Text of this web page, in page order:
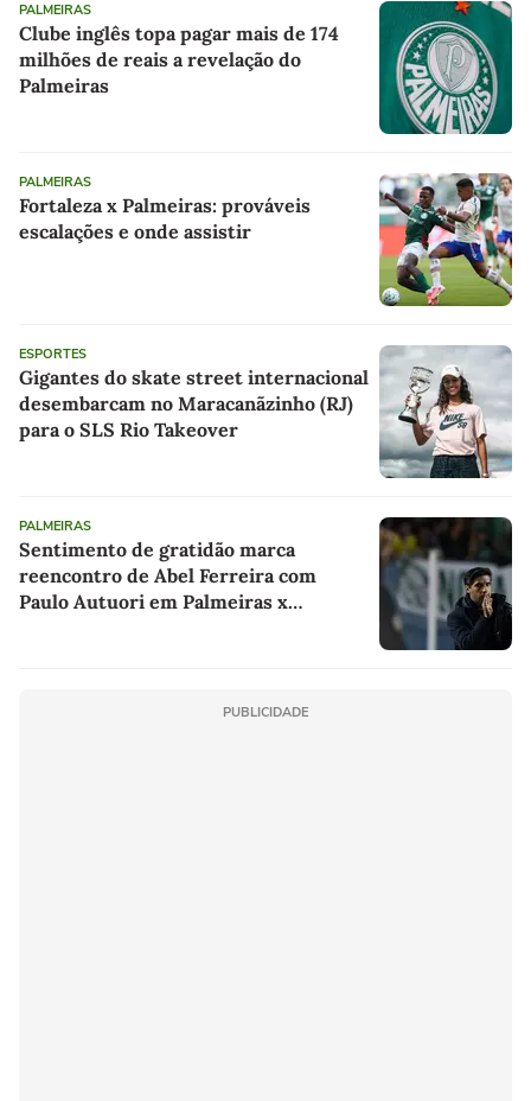
PALMEIRAS
Clube inglês topa pagar mais de 174
milhões de reais a revelação do
Palmeiras
PALMEIRAS
Fortaleza x Palmeiras: prováveis
escalações e onde assistir
ESPORTES
Gigantes do skate street internacional
desembarcam no Maracanãzinho (RJ)
para o SLS Rio Takeover
PALMEIRAS
Sentimento de gratidão marca
reencontro de Abel Ferreira com
Paulo Autuori em Palmeiras x
PUBLICIDADE